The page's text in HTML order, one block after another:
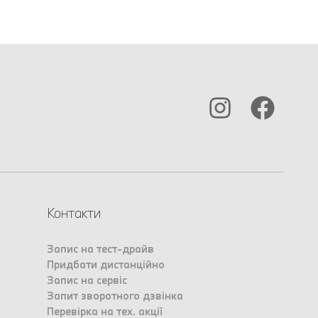
Контакти
Запис на тест-драйв
Придбати дистанційно
Запис на сервіс
Запит зворотного дзвінка
Перевірка на тех. акції